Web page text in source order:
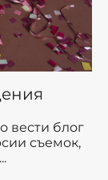
вести блог
съемок,